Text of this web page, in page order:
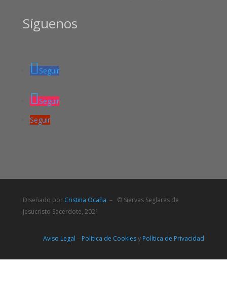
Síguenos
Seguir
Seguir
Seguir
Diseñado por Cristina Ocaña – © Siervas Seglares de
Jesucristo Sacerdote, 2021
Aviso Legal – Política de Cookiesy Política de Privacidad